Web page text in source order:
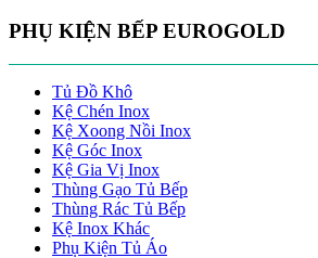
PHỤ KIỆN BẾP EUROGOLD
Tủ Đồ Khô
Kệ Chén Inox
Kệ Xoong Nồi Inox
Kệ Góc Inox
Kệ Gia Vị Inox
Thùng Gạo Tủ Bếp
Thùng Rác Tủ Bếp
Kệ Inox Khác
Phụ Kiện Tủ Áo